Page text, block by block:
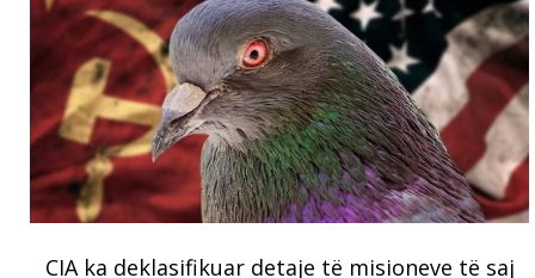
CIA ka deklasifikuar detaje të misioneve të saj